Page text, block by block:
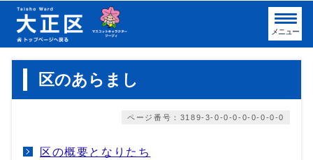
メニュー
区のあらまし
ページ番号：3189-3-0-0-0-0-0-0-0-0
区の概要となりたち